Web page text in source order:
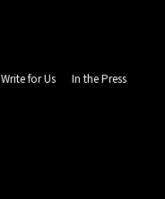
Write for Us In the Press